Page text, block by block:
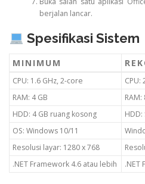
berjalan lancar.
Spesifikasi Sistem
MINIMUM
CPU: 1.6 GHz, 2-core
CPU:
RAM: 4 GB
HDD: 4 GB ruang kosong
OS: Windows 10/11
Resolusi layar: 1280 x 768
.NET Framework 4.6 atau lebih
.NET